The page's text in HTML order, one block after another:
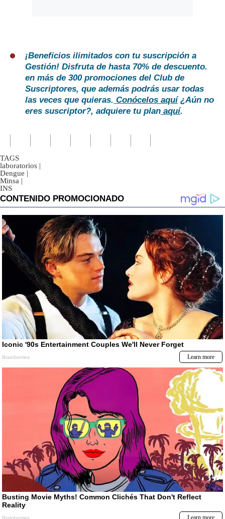
¡Beneficios ilimitados con tu suscripción a
Gestión! Disfruta de hasta 70% de descuento.
en más de 300 promociones del Club de
Suscriptores, que además podrás usar todas
las veces que quieras. Conócelos aquí¿Aún no
eres suscriptor?, adquiere tu plan aquí.
TAGS
laboratorios |
Dengue |
Minsa |
INS